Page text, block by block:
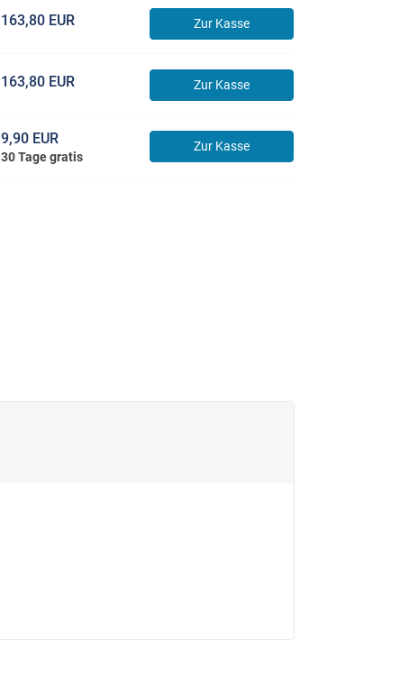
Zur Kasse
163,80 EUR
Zur Kasse
163,80 EUR
Zur Kasse
9,90 EUR
30 Tage gratis